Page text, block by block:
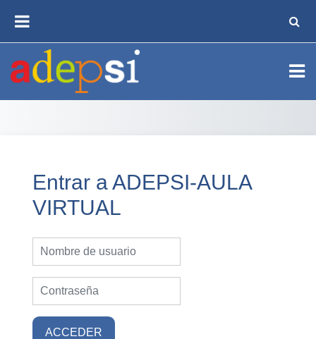
Entrar a ADEPSI-AULA
VIRTUAL
Nombre de usuario
Contraseña
ACCEDER